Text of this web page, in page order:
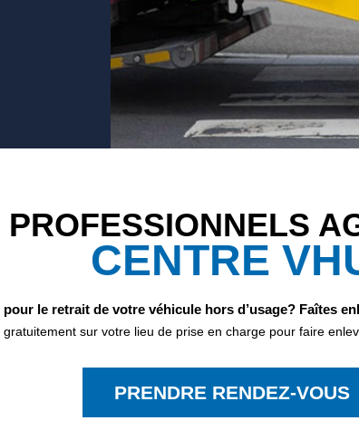
PROFESSIONNELS
CENTRE
pour le retrait de votre véhicule hors d’usage? Faîtes
sur votre lieu de prise en charge pour faire
PRENDRE RENDEZ-VOUS